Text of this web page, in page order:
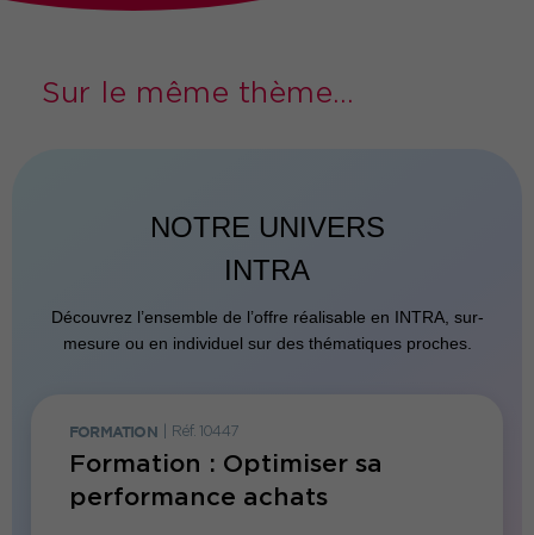
Sur le même thème...
NOTRE UNIVERS
INTRA
Découvrez l’ensemble de l’offre réalisable en INTRA, sur-
mesure ou en individuel sur des thématiques proches.
FORMATION Réf. 10447
Formation : Optimiser sa
performance achats